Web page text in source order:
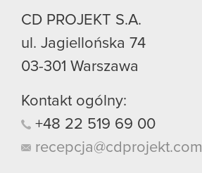
CD PROJEKT S.A.
ul. Jagiellońska 74
03-301 Warszawa
Kontakt ogólny:
+48 22 519 69 00
recepcja@cdprojekt.com